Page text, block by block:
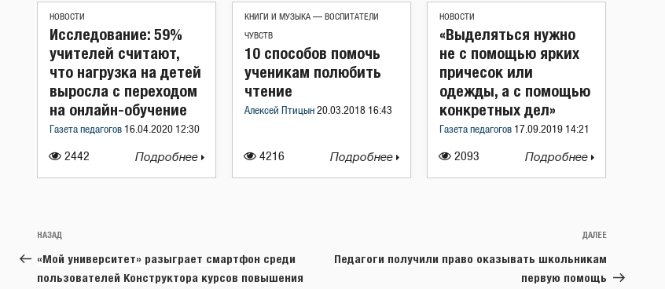
НОВОСТИ
2442
Исследование: 59%
учителей считают,
что нагрузка на детей
выросла с переходом
на онлайн-обучение
Газета педагогов 16.04.2020 12:30
Подробнее
КНИГИ И МУЗЫКА — ВОСПИТАТЕЛИ
ЧУВСТВ
4216
10 способов помочь
ученикам полюбить
чтение
Алексей Птицын 20.03.2018 16:43
Подробнее
НОВОСТИ
2093
«Выделяться нужно
не с помощью ярких
причесок или
одежды, а с помощью
конкретных дел»
Газета педагогов 17.09.2019 14:21
Подробнее
Навигация
по
записям
Предыдущая
запись:
НАЗАД
«Мой университет» разыграет смартфон среди
пользователей Конструктора курсов повышения
Следующая
ДАЛЕЕ
Педагоги получили право оказывать школьникам
первую помощь